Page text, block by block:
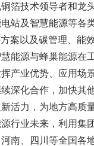
箔技术领导者和龙
站及智慧能源等各
方案以及碳管理、能
能源与蜂巢能源在
产业优势、应用场
深化合作，加快其
活力，为地方高质
行业未来，利用集
南、四川等全国各